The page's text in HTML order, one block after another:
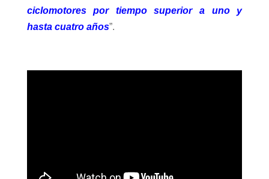
ciclomotores por tiempo superior a uno y
hasta cuatro años”.